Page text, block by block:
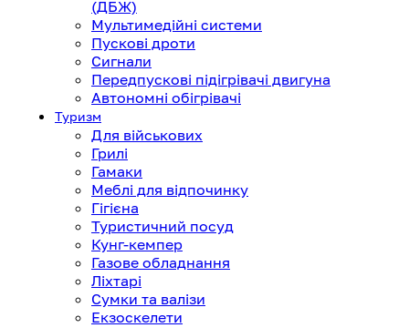
(ДБЖ)
Мультимедійні системи
Пускові дроти
Сигнали
Передпускові підігрівачі двигуна
Автономні обігрівачі
Туризм
Для військових
Грилі
Гамаки
Меблі для відпочинку
Гігієна
Туристичний посуд
Кунг-кемпер
Газове обладнання
Ліхтарі
Сумки та валізи
Екзоскелети